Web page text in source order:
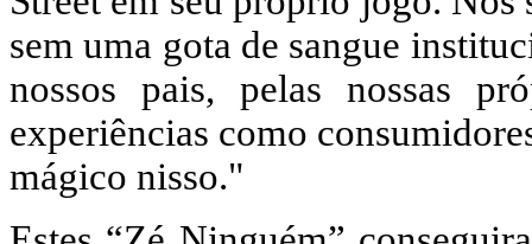
sem uma gota de sangue
nossos pais, pelas nossas
experiências como
mágico nisso."